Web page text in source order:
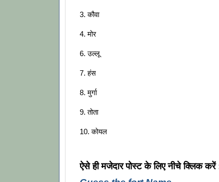
3. कौवा
4. मोर
6. उल्लू
7. हंस
8. मुर्गा
9. तोता
10. कोयल
ऐसे ही मजेदार पोस्ट के लिए नीचे क्लिक करें